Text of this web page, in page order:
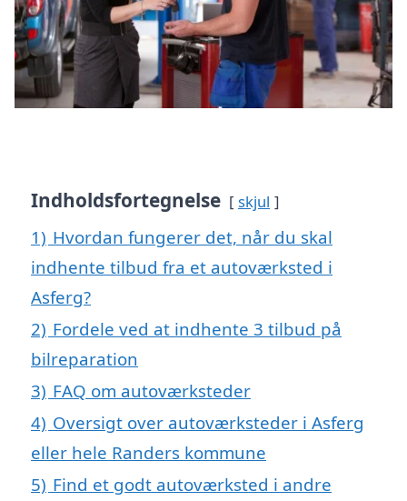
Indholdsfortegnelse skjul
1) Hvordan fungerer det, når du skal
indhente tilbud fra et autoværksted i
Asferg?
2) Fordele ved at indhente 3 tilbud på
bilreparation
3) FAQ om autoværksteder
4) Oversigt over autoværksteder i Asferg
eller hele Randers kommune
5) Find et godt autoværksted i andre